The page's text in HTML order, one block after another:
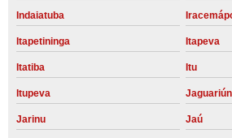
Indaiatuba
Itapetininga Itapeva
Itatiba Itu
Itupeva
Jarinu Jaú